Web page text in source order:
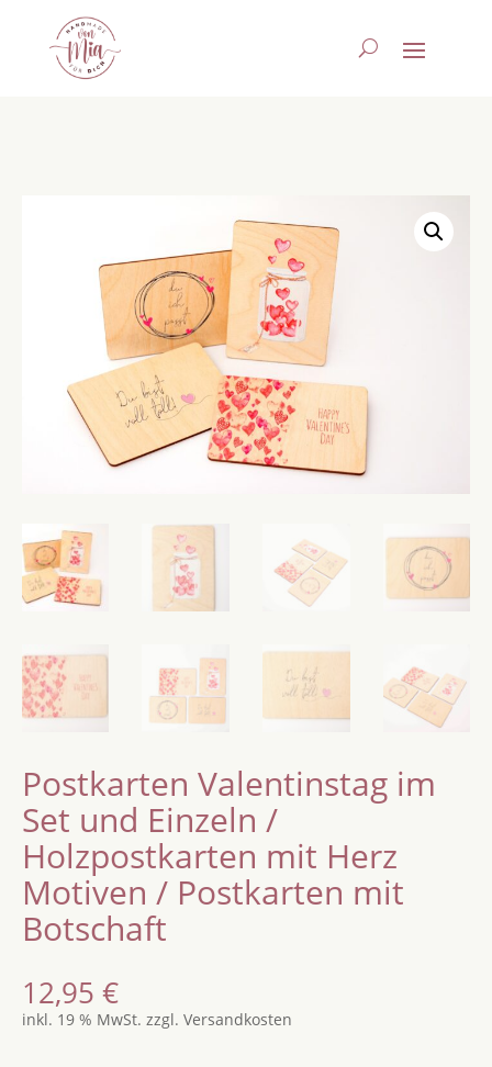
Postkarten Valentinstag im
Set und Einzeln /
Holzpostkarten mit Herz
Motiven / Postkarten mit
Botschaft
12,95 €
inkl. 19 % MwSt. zzgl. Versandkosten